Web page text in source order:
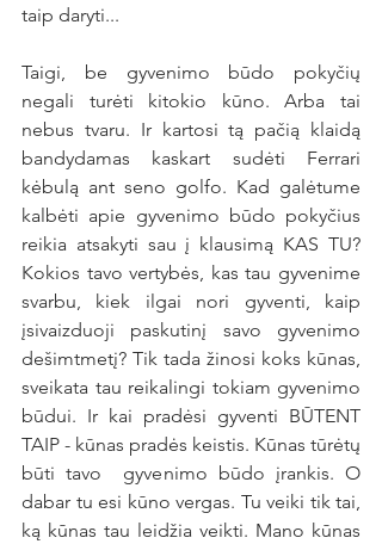
taip daryti...
Taigi, be gyvenimo būdo pokyčių
negali turėti kitokio kūno. Arba tai
nebus tvaru. Ir kartosi tą pačią klaidą
bandydamas kaskart sudėti Ferrari
kėbulą ant seno golfo. Kad galėtume
kalbėti apie gyvenimo būdo pokyčius
reikia atsakyti sau į klausimą KAS TU?
Kokios tavo vertybės, kas tau gyvenime
svarbu, kiek ilgai nori gyventi, kaip
įsivaizduoji paskutinį savo gyvenimo
dešimtmetį? Tik tada žinosi koks kūnas,
sveikata tau reikalingi tokiam gyvenimo
būdui. Ir kai pradėsi gyventi BŪTENT
TAIP - kūnas pradės keistis. Kūnas tūrėtų
būti tavo  gyvenimo būdo įrankis. O
dabar tu esi kūno vergas. Tu veiki tik tai,
ką kūnas tau leidžia veikti. Mano kūnas